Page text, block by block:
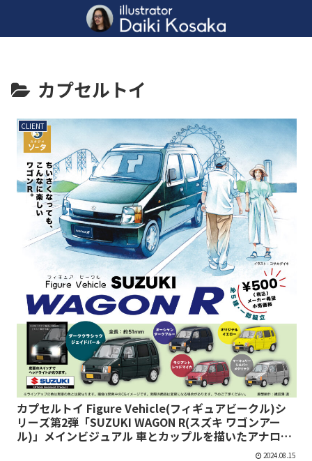
カプセルトイ
CLIENT
カプセルトイ Figure Vehicle(フィギュアビークル)シ
リーズ第2弾「SUZUKI WAGON R(スズキ ワゴンアー
ル)」メインビジュアル 車とカップルを描いたアナログ
2024.08.15